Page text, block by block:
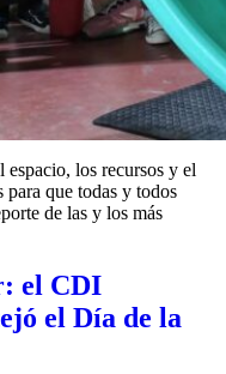
los recursos y el
para que todas y todos
de las y los más
el CDI
el Día de la